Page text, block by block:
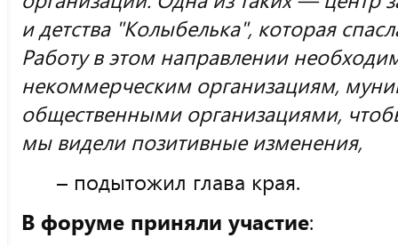
и детства "‎Колыбелька"‎, которая
Работу в этом направлении
некоммерческим организациям,
общественными организациями,
мы видели позитивные изменения,
– подытожил глава края.
В форуме приняли участие: